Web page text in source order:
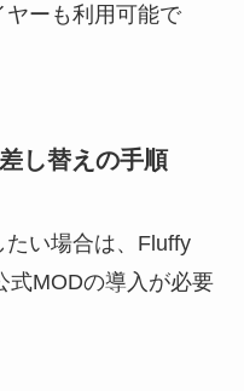
ーも利用可能で
し替えの手順
い場合は、Fluffy
式MODの導入が必要